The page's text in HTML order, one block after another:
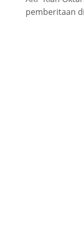
pemberitaan di